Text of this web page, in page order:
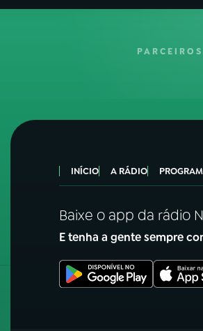
INÍCIO A RÁDIO
Baixe o app da rádio
E tenha a gente sempre